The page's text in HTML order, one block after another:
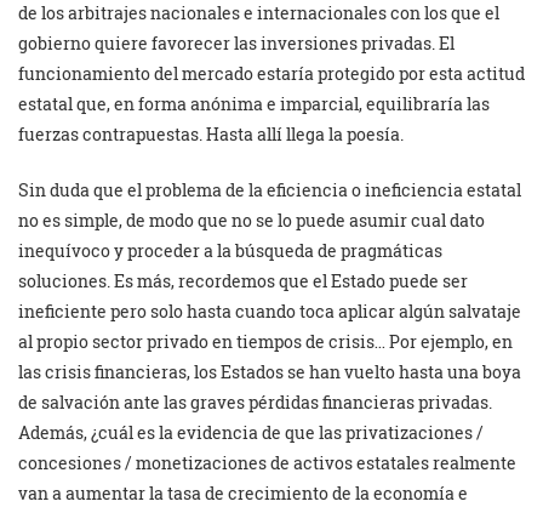
de los arbitrajes nacionales e internacionales con los que el
gobierno quiere favorecer las inversiones privadas. El
funcionamiento del mer­cado estaría protegido por esta actitud
estatal que, en forma anónima e imparcial, equilibraría las
fuerzas contrapues­tas. Hasta allí llega la poesía.
Sin duda que el problema de la eficiencia o ineficiencia estatal
no es simple, de modo que no se lo puede asumir cual dato
inequívoco y proceder a la búsqueda de pragmáticas
soluciones. Es más, recordemos que el Estado puede ser
ineficiente pero solo hasta cuando toca aplicar algún salvataje
al propio sector privado en tiempos de crisis… Por ejemplo, en
las crisis financieras, los Estados se han vuelto hasta una boya
de salvación ante las graves pérdidas financieras privadas.
Además, ¿cuál es la evidencia de que las privatizaciones /
concesiones / monetizaciones de activos estatales realmente
van a aumentar la tasa de crecimiento de la economía e